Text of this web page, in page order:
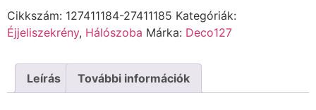
Cikkszám: 127411184-27411185 Kategóriák:
Éjjeliszekrény, Hálószoba Márka: Deco127
Leírás További információk